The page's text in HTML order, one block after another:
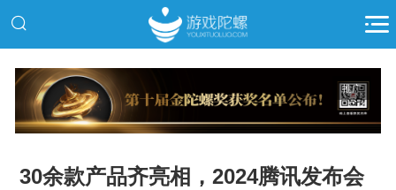
推广
30余款产品齐亮相，2024腾讯发布会